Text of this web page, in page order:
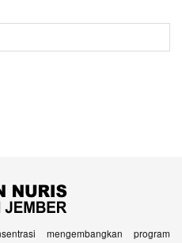
mengembangkan program